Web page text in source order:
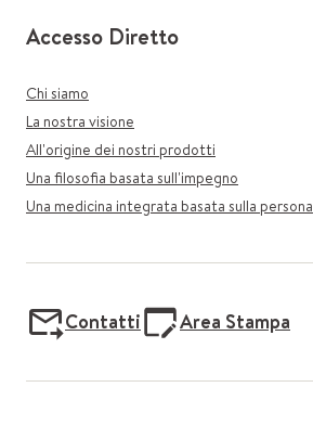
Accesso Diretto
Chi siamo
La nostra visione
All'origine dei nostri prodotti
Una filosofia basata sull'impegno
Una medicina integrata basata sulla persona
Contatti Area Stampa